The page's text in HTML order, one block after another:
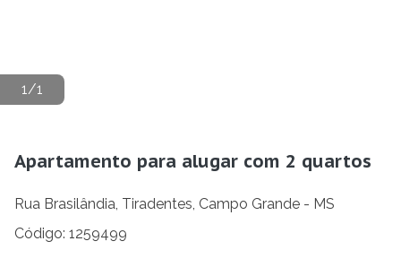
1/1
Apartamento para alugar com 2 quartos
Rua Brasilândia, Tiradentes, Campo Grande - MS
Código: 1259499